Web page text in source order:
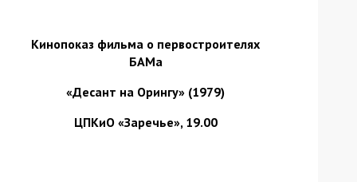
Кинопоказ фильма о первостроителях
БАМа
«Десант на Орингу» (1979)
ЦПКиО «Заречье», 19.00